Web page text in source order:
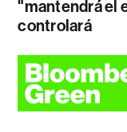
"mantendrá el
controlará